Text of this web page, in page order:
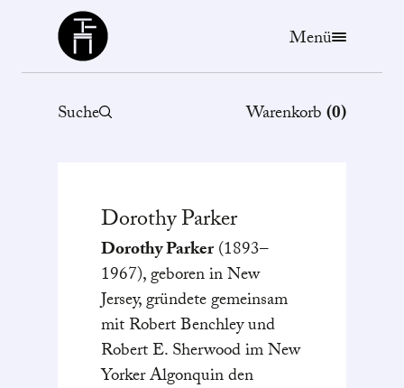
Büchergilde
Menü
Suche Warenkorb(0)
DorothyParker
Dorothy Parker(1893–
1967), geboren in New
Jersey, gründete gemeinsam
mit Robert Benchley und
Robert E. Sherwood im New
Yorker Algonquin den